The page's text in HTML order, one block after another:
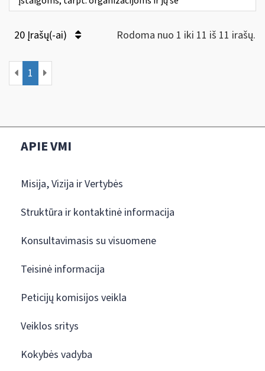
20 Įrašų(-ai) Rodoma nuo 1 iki 11 iš 11 irašų.
1
APIE VMI
Misija, Vizija ir Vertybės
Struktūra ir kontaktinė informacija
Konsultavimasis su visuomene
Teisinė informacija
Peticijų komisijos veikla
Veiklos sritys
Kokybės vadyba